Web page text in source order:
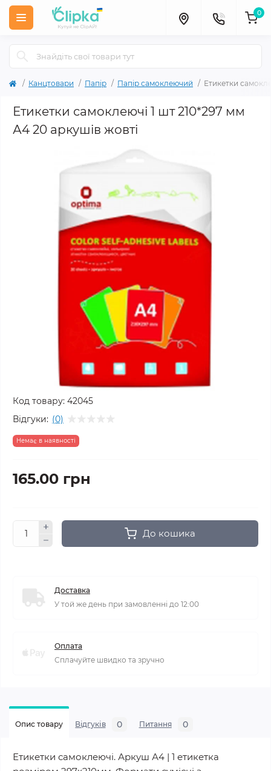
0
Канцтовари Папір Папір самоклеючий Етикетки
Етикетки самоклеючі 1 шт 210*297 мм
А4 20 аркушів жовті
Код товару: 42045
Відгуки: (0)
Немає в наявності
165.00 грн
До кошика
Доставка
У той же день при замовленні до 12:00
Оплата
Сплачуйте швидко та зручно
Опис товару Відгуків 0 Питання 0
Етикетки самоклеючі. Аркуш А4 | 1 етикетка